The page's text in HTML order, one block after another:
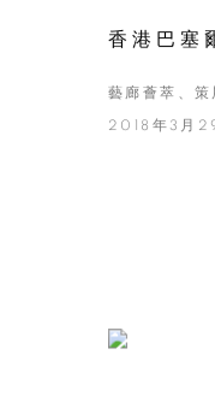
香港巴塞
藝廊薈萃、策
2018年3月